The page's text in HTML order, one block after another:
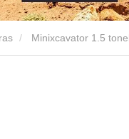
Minixcavator 1.5